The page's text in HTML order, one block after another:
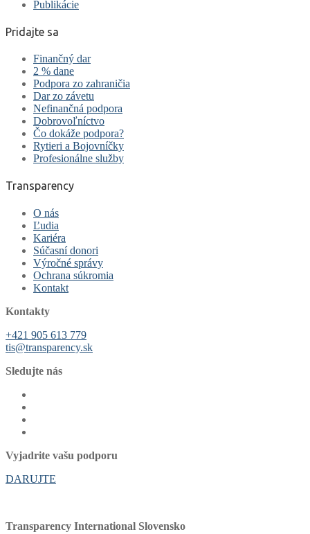
Publikácie
Pridajte sa
Finančný dar
2 % dane
Podpora zo zahraničia
Dar zo závetu
Nefinančná podpora
Dobrovoľníctvo
Čo dokáže podpora?
Rytieri a Bojovníčky
Profesionálne služby
Transparency
O nás
Ľudia
Kariéra
Súčasní donori
Výročné správy
Ochrana súkromia
Kontakt
Kontakty
+421 905 613 779
tis@transparency.sk
Sledujte nás
Vyjadrite vašu podporu
DARUJTE
Transparency International Slovensko